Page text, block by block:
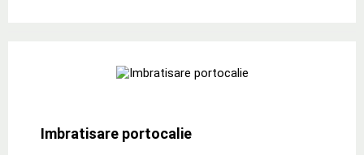
Imbratisare portocalie